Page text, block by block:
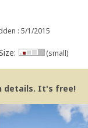
: 5/1/2015
(small)
details. It's free!